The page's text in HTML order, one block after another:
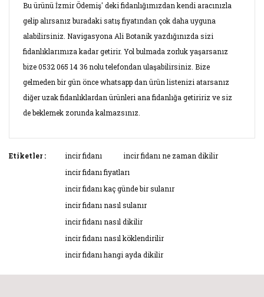
Bu ürünü İzmir Ödemiş' deki fidanlığımızdan kendi aracınızla
gelip alırsanız buradaki satış fiyatından çok daha uyguna
alabilirsiniz. Navigasyona Ali Botanik yazdığınızda sizi
fidanlıklarımıza kadar getirir. Yol bulmada zorluk yaşarsanız
bize 0532 065 14 36 nolu telefondan ulaşabilirsiniz. Bize
gelmeden bir gün önce whatsapp dan ürün listenizi atarsanız
diğer uzak fidanlıklardan ürünleri ana fidanlığa getiririz ve siz
de beklemek zorunda kalmazsınız.
Bu ürüne ilk yorumu siz yapın!
Bu ürünün fiyat bilgisi, resim, ürün açıklamalarında ve diğer
konularda yetersiz gördüğünüz noktaları öneri formunu
kullanarak tarafımıza iletebilirsiniz.
Görüş ve önerileriniz için teşekkür ederiz.
Ürün resmi kalitesiz, bozuk veya görüntülenemiyor.
Ürün açıklamasında eksik bilgiler bulunuyor.
Etiketler : incir fidanı
incir fidanı ne zaman dikilir
incir fidanı fiyatları
incir fidanı kaç günde bir sulanır
incir fidanı nasıl sulanır
incir fidanı nasıl dikilir
incir fidanı nasıl köklendirilir
incir fidanı hangi ayda dikilir